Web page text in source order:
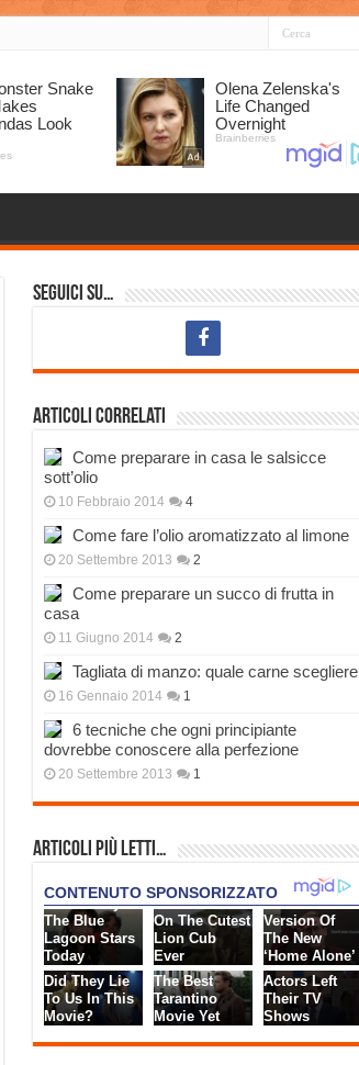
Seguici su…
Articoli correlati
Come preparare in casa le salsicce
sott’olio
10 Febbraio 2014 4
Come fare l’olio aromatizzato al limone
20 Settembre 2013 2
Come preparare un succo di frutta in
casa
11 Giugno 2014 2
Tagliata di manzo: quale carne scegliere
16 Gennaio 2014 1
6 tecniche che ogni principiante
dovrebbe conoscere alla perfezione
20 Settembre 2013 1
Articoli più Letti…